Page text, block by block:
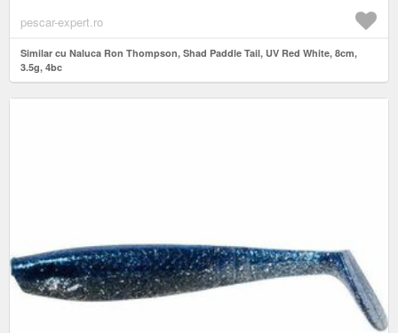
pescar-expert.ro
Similar cu Naluca Ron Thompson, Shad Paddle Tail, UV Red White, 8cm,
3.5g, 4bc